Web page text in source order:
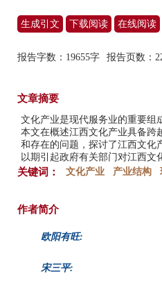
生成引文 下载阅读 在线阅读
报告字数：19655字 报告页数：
文章摘要
文化产业是现代服务业的重要组
本文在概述江西文化产业具备跨
和存在的问题，探讨了江西文化
以期引起政府有关部门对江西
关键词： 文化产业 产业结构
作者简介
欧阳有旺:
宋三平: